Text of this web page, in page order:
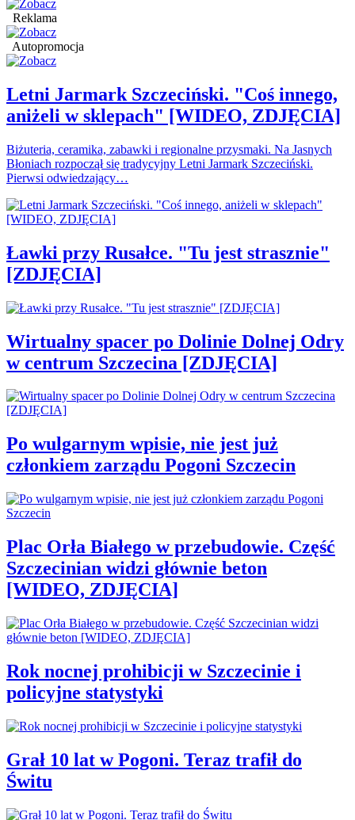
Reklama
Autopromocja
Letni Jarmark Szczeciński. "Coś innego,
aniżeli w sklepach" [WIDEO, ZDJĘCIA]
Biżuteria, ceramika, zabawki i regionalne przysmaki. Na Jasnych
Błoniach rozpoczął się tradycyjny Letni Jarmark Szczeciński.
Pierwsi odwiedzający…
Ławki przy Rusałce. "Tu jest strasznie"
[ZDJĘCIA]
Wirtualny spacer po Dolinie Dolnej Odry
w centrum Szczecina [ZDJĘCIA]
Po wulgarnym wpisie, nie jest już
członkiem zarządu Pogoni Szczecin
Plac Orła Białego w przebudowie. Część
Szczecinian widzi głównie beton
[WIDEO, ZDJĘCIA]
Rok nocnej prohibicji w Szczecinie i
policyjne statystyki
Grał 10 lat w Pogoni. Teraz trafił do
Świtu